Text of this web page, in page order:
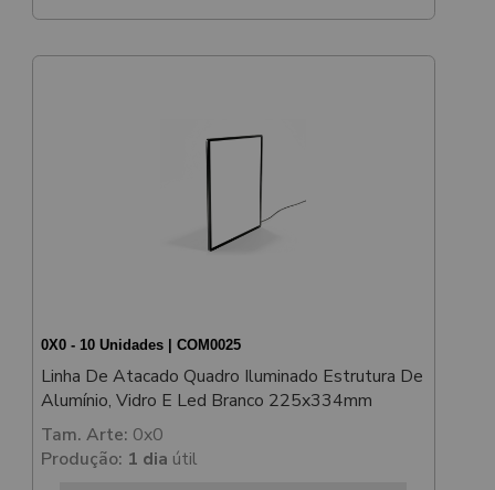
0X0 - 10 Unidades | COM0025
Linha De Atacado Quadro Iluminado Estrutura De
Alumínio, Vidro E Led Branco 225x334mm
Tam. Arte: 0x0
Produção: 1 dia útil